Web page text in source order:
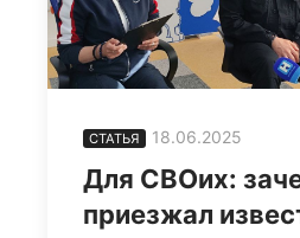
СТАТЬЯ 18.06.2025
Для СВОих:
приезжал